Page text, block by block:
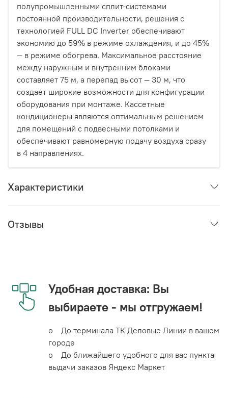
полупромышленными сплит-системами
постоянной производительности, решения с
технологией FULL DC Inverter обеспечивают
экономию до 59% в режиме охлаждения, и до 45%
— в режиме обогрева. Максимальное расстояние
между наружным и внутренним блоками
составляет 75 м, а перепад высот — 30 м, что
создает широкие возможности для конфигурации
оборудования при монтаже. Кассетные
кондиционеры являются оптимальным решением
для помещений с подвесными потолками и
обеспечивают равномерную подачу воздуха сразу
в 4 направлениях.
Характеристики
Отзывы
Удобная доставка: Вы
выбираете - мы отгружаем!
o До терминала ТК Деловые Линии в вашем
городе
o До ближайшего удобного для вас пункта
выдачи заказов Яндекс Маркет